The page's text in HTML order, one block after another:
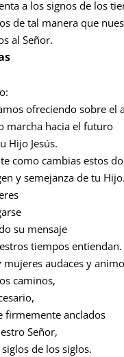
a los signos de los
de tal manera que
al Señor.
ofreciendo sobre el
marcha hacia el futuro
Hijo Jesús.
como cambias estos
y semejanza de tu Hijo.
su mensaje
tiempos entiendan.
audaces y
caminos,
firmemente anclados
Señor,
de los siglos.